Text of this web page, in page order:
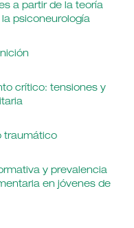
a partir de la teoría
psiconeurología
crítico: tensiones y
traumático
y prevalencia
en jóvenes de